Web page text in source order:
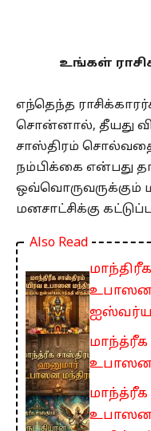
உங்கள்
எந்தெந்த
சொன்னால், தீயது
சாஸ்திரம்
நம்பிக்கை என்பது
ஒவ்வொருவருக்கும்
மனசாட்சிக்கு
Also Read
உபாஸன
உபாஸன
மாந்த்ரீக
உபாஸன